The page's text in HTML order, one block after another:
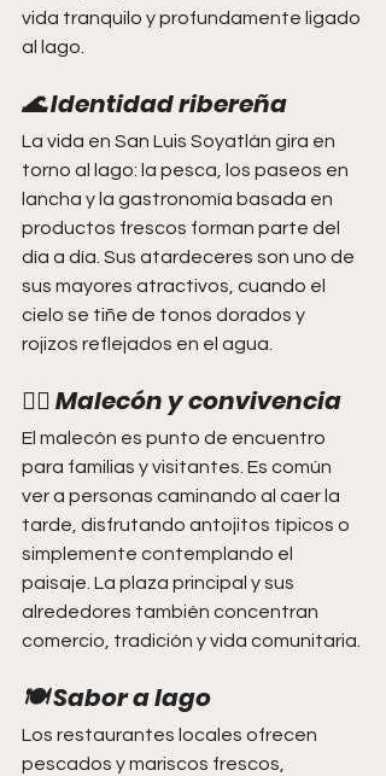
vida tranquilo y profundamente ligado
al lago.
🌊 Identidad ribereña
La vida en San Luis Soyatlán gira en
torno al lago: la pesca, los paseos en
lancha y la gastronomía basada en
productos frescos forman parte del
día a día. Sus atardeceres son uno de
sus mayores atractivos, cuando el
cielo se tiñe de tonos dorados y
rojizos reflejados en el agua.
🚶‍♂️ Malecón y convivencia
El malecón es punto de encuentro
para familias y visitantes. Es común
ver a personas caminando al caer la
tarde, disfrutando antojitos típicos o
simplemente contemplando el
paisaje. La plaza principal y sus
alrededores también concentran
comercio, tradición y vida comunitaria.
🍽️ Sabor a lago
Los restaurantes locales ofrecen
pescados y mariscos frescos,